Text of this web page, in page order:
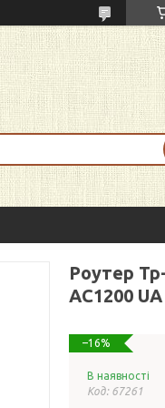
Роутер
AC1200 UA
–16%
В наявності
Код: 67261